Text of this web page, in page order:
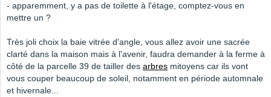
- apparemment, y a pas de toilette à l'étage, comptez-vous en
mettre un ?
Très joli choix la baie vitrée d'angle, vous allez avoir une sacrée
clarté dans la maison mais à l'avenir, faudra demander à la ferme à
côté de la parcelle 39 de tailler des arbres mitoyens car ils vont
vous couper beaucoup de soleil, notamment en période automnale
et hivernale...